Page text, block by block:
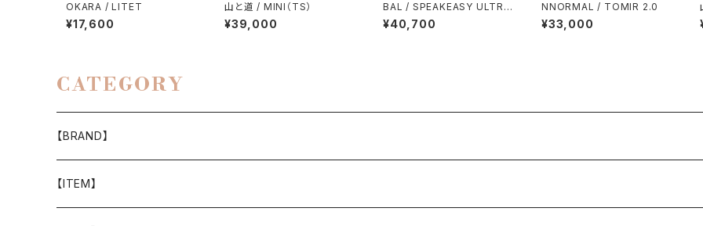
OKARA / LITET
¥17,600
山と道 / MINI（TS）
¥39,000
BAL / SPEAKEASY ULTRA
GRID LOAM & LANE PACK
¥40,700
NNORMAL / TOMIR 2.0
¥33,000
CATEGORY
【BRAND】
山と道
【ITEM】